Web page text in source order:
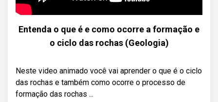
Entenda o que é e como ocorre a formação e
o ciclo das rochas (Geologia)
Neste video animado você vai aprender o que é o ciclo
das rochas e também como ocorre o processo de
formação das rochas ...